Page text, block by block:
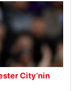
City’nin